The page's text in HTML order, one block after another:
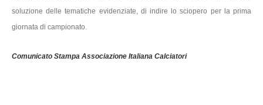
soluzione delle tematiche evidenziate, di indire lo sciopero per la prima
giornata di campionato.
Comunicato Stampa Associazione Italiana Calciatori